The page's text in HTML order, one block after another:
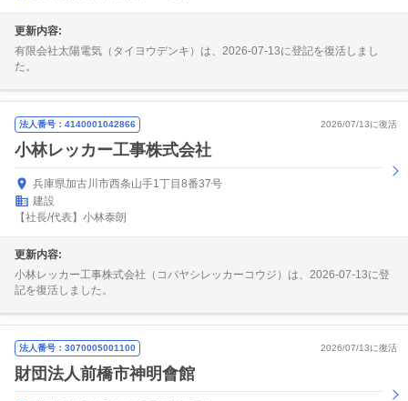
更新内容:
有限会社太陽電気（タイヨウデンキ）は、2026-07-13に登記を復活しまし
た。
法人番号：4140001042866 2026/07/13に復活
小林レッカー工事株式会社
兵庫県加古川市西条山手1丁目8番37号
建設
【社長/代表】小林泰朗
更新内容:
小林レッカー工事株式会社（コバヤシレッカーコウジ）は、2026-07-13に登
記を復活しました。
法人番号：3070005001100 2026/07/13に復活
財団法人前橋市神明會館